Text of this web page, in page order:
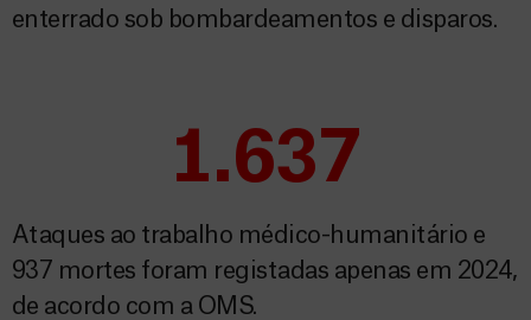
enterrado sob bombardeamentos e disparos.
1.637
Ataques ao trabalho médico-humanitário e
937 mortes foram registad as apenas em 2024,
de acordo com a OMS.